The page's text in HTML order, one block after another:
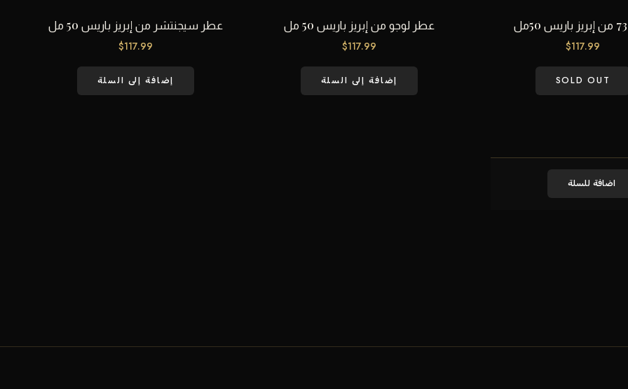
$117.99
SOLD OUT
عطر لوجو من إبريز باريس 50 مل
$117.99
إضافة إلى السلة
عطر سيجنتشر من إبريز باريس 50 مل
$117.99
إضافة إلى السلة
اضافة للسلة